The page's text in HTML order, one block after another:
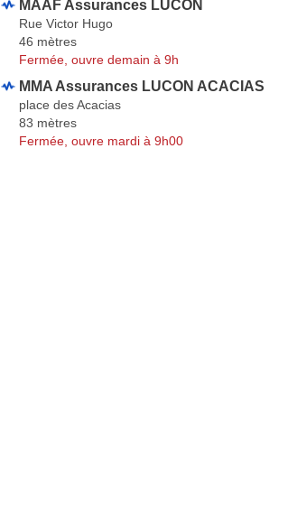
MAAF Assurances LUCON
Rue Victor Hugo
46 mètres
Fermée, ouvre demain à 9h
MMA Assurances LUCON ACACIAS
place des Acacias
83 mètres
Fermée, ouvre mardi à 9h00